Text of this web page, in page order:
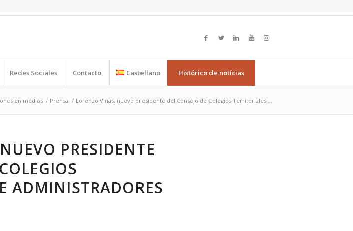
Redes Sociales Contacto Castellano Histórico de notícias
en medios / Prensa / Lorenzo Viñas, nuevo presidente del Consejo de Colegios Territoriales ...
PRESIDENTE
ADMINISTRADORES